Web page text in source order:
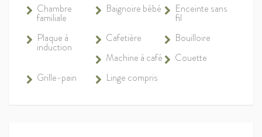
Chambre
familiale
Baignoire bébé Enceinte sans
fil
Plaque à
induction
Cafetière
Bouilloire
Machine à café
Couette
Grille-pain
Linge compris